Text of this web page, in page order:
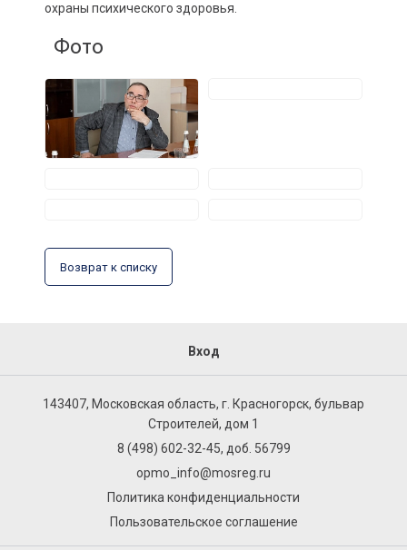
охраны психического здоровья.
Фото
Возврат к списку
Вход
143407, Московская область, г. Красногорск, бульвар
Строителей, дом 1
8 (498) 602-32-45, доб. 56799
opmo_info@mosreg.ru
Политика конфиденциальности
Пользовательское соглашение